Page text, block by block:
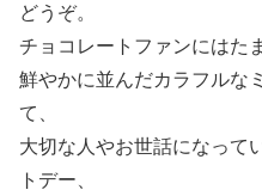
どうぞ。
チョコレートファンにはた
鮮やかに並んだカラフルな
て、
大切な人やお世話になって
トデー、